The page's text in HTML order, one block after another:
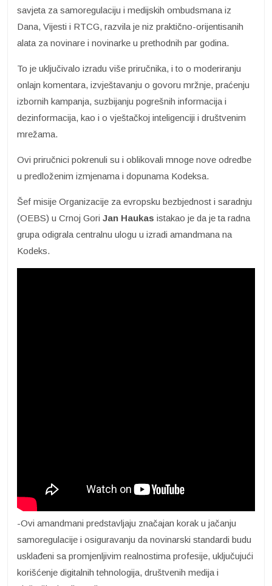
savjeta za samoregulaciju i medijskih ombudsmana iz
Dana, Vijesti i RTCG, razvila je niz praktično-orijentisanih
alata za novinare i novinarke u prethodnih par godina.
To je uključivalo izradu više priručnika, i to o moderiranju
onlajn komentara, izvještavanju o govoru mržnje, praćenju
izbornih kampanja, suzbijanju pogrešnih informacija i
dezinformacija, kao i o vještačkoj inteligenciji i društvenim
mrežama.
Ovi priručnici pokrenuli su i oblikovali mnoge nove odredbe
u predloženim izmjenama i dopunama Kodeksa.
Šef misije Organizacije za evropsku bezbjednost i saradnju
(OEBS) u Crnoj Gori Jan Haukas istakao je da je ta radna
grupa odigrala centralnu ulogu u izradi amandmana na
Kodeks.
-Ovi amandmani predstavljaju značajan korak u jačanju
samoregulacije i osiguravanju da novinarski standardi budu
usklađeni sa promjenljivim realnostima profesije, uključujući
korišćenje digitalnih tehnologija, društvenih medija i